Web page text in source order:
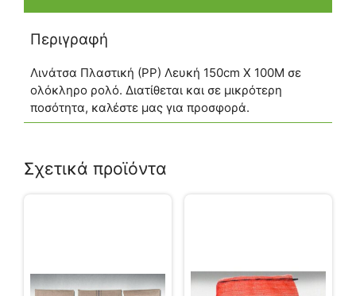
Περιγραφή
Λινάτσα Πλαστική (ΡΡ) Λευκή 150cm Χ 100Μ σε
ολόκληρο ρολό. Διατίθεται και σε μικρότερη
ποσότητα, καλέστε μας για προσφορά.
Σχετικά προϊόντα